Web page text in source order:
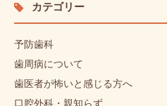
カテゴリー
予防歯科
歯周病について
歯医者が怖いと感じる方へ
口腔外科・親知らず